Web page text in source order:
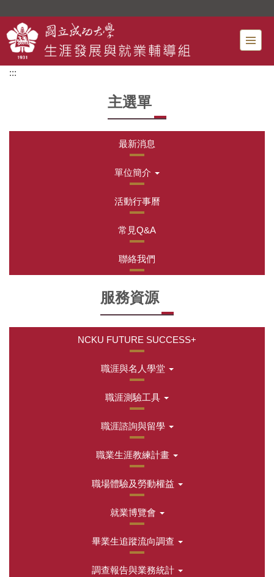
主
要
內
:::
主選單
最新消息
單位簡介
活動行事曆
常見Q&A
聯絡我們
服務資源
NCKU FUTURE SUCCESS+
職涯與名人學堂
職涯測驗工具
職涯諮詢與留學
職業生涯教練計畫
職場體驗及勞動權益
就業博覽會
畢業生追蹤流向調查
調查報告與業務統計